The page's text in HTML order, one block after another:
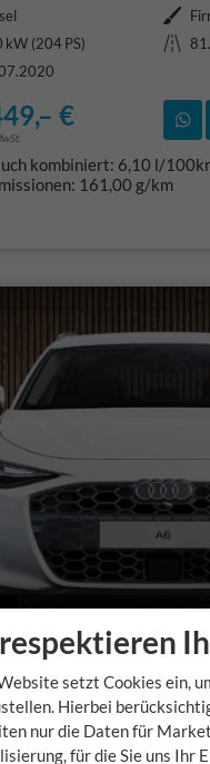
Außenfarbe
kW (204 PS) Kilometerstand
€
kombiniert: 6,10 l/
161,00 g/km
Avant
setzt Cookies ein,
Hierbei
nur die Daten für
für die Sie uns Ihr